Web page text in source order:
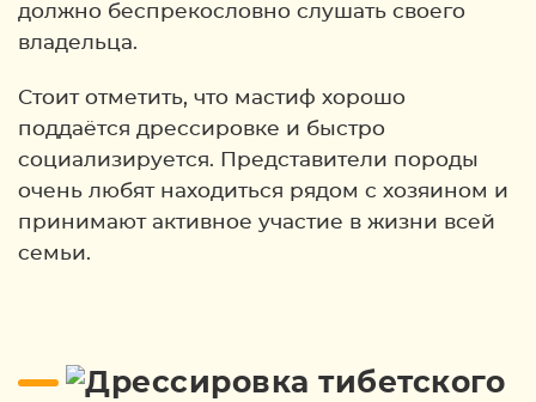
должно беспрекословно слушать своего
владельца.
Стоит отметить, что мастиф хорошо
поддаётся дрессировке и быстро
социализируется. Представители породы
очень любят находиться рядом с хозяином и
принимают активное участие в жизни всей
семьи.